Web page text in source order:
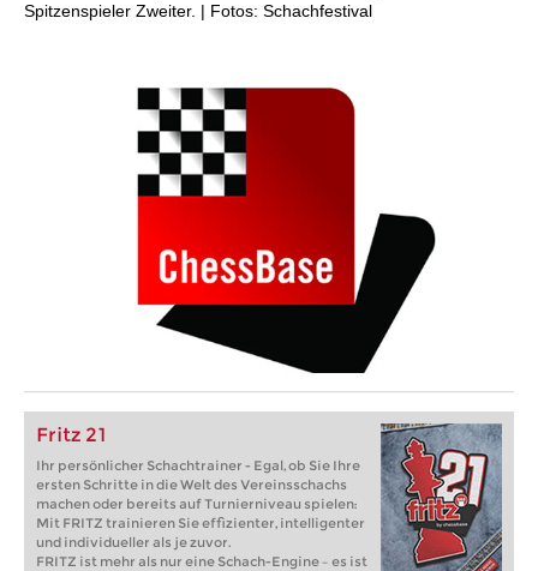
Spitzenspieler Zweiter. | Fotos: Schachfestival
Fritz 21
Ihr persönlicher Schachtrainer - Egal, ob Sie Ihre
ersten Schritte in die Welt des Vereinsschachs
machen oder bereits auf Turnierniveau spielen:
Mit FRITZ trainieren Sie effizienter, intelligenter
und individueller als je zuvor.
FRITZ ist mehr als nur eine Schach-Engine – es ist